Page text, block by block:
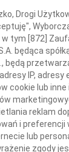
Człowiek
Drogi
w tym [872]
będąca
będą
IP, adresy
cookie lub
reklam
i preferencji
lub
zgody